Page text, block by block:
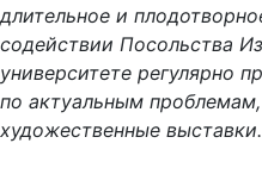
длительное и
содействии Посольства
университете регулярно
по актуальным
художественные выставки.